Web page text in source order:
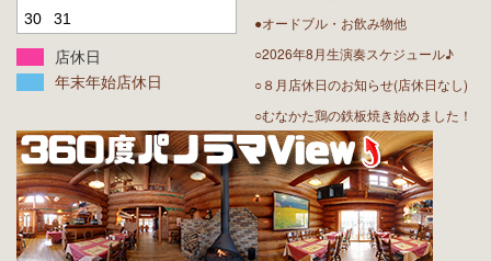
30
31
店休日
年末年始店休日
●オードブル・お飲み物他
○2026年8月生演奏スケジュール♪
○８月店休日のお知らせ(店休日なし)
○むなかた鶏の鉄板焼き始めました！